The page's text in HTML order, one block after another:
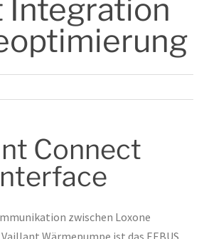
Integration
Connect
zwischen Loxone